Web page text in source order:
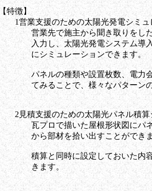
特徴】
業支援のための太陽光発電シミュ
業先で施主から聞き取りをした情
力し、太陽光発電システム導入後
シミュレーションできます。
ネルの種類や設置枚数、電力会社
みることで、様々なパターンの導
積支援のための太陽光パネル積算
プロで描いた屋根形状図にパネル
ら部材を拾い出すことができま
算と同時に設定しておいた内容の
ます。